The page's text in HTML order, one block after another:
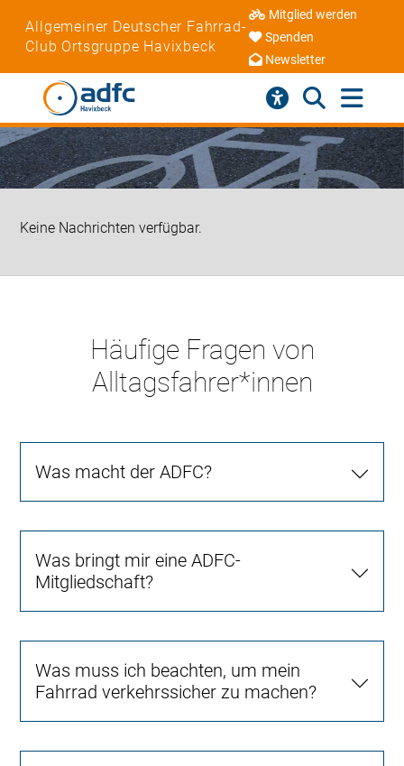
Allgemeiner Deutscher Fahrrad-
Club Ortsgruppe Havixbeck
Mitglied werden
Spenden
Newsletter
Keine Nachrichten verfügbar.
Häufige Fragen von
Alltagsfahrer*innen
Was macht der ADFC?
Was bringt mir eine ADFC-
Mitgliedschaft?
Was muss ich beachten, um mein
Fahrrad verkehrssicher zu machen?